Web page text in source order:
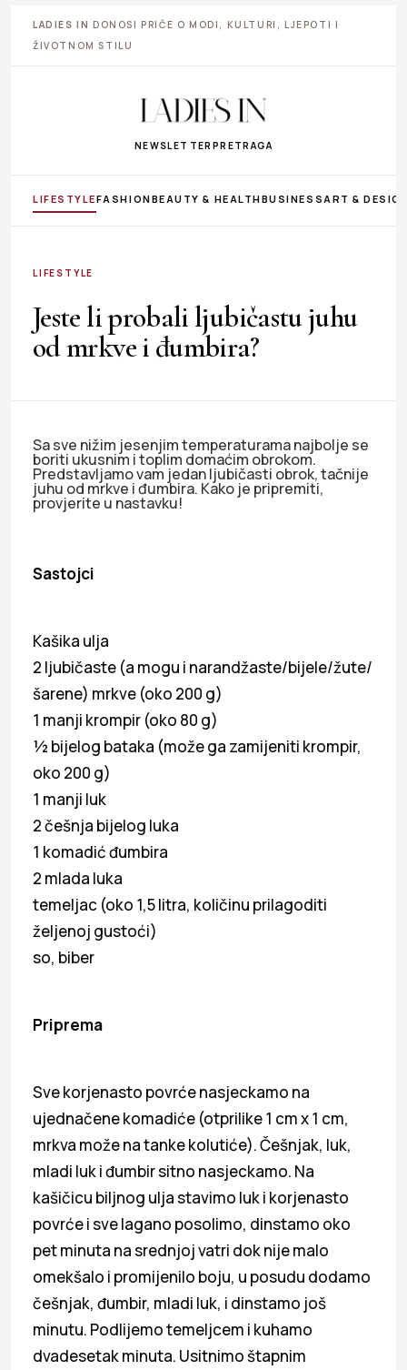
LADIES IN DONOSI PRIČE O MODI, KULTURI, LJEPOTI I
ŽIVOTNOM STILU
NEWSLETTER PRETRAGA
LIFESTYLEFASHIONBEAUTY & HEALTHBUSINESS ART &
LIFESTYLE
Jeste li probali ljubičastu juhu
od mrkve i đumbira?
Sa sve nižim jesenjim temperaturama najbolje se
boriti ukusnim i toplim domaćim obrokom.
Predstavljamo vam jedan ljubičasti obrok, tačnije
juhu od mrkve i đumbira. Kako je pripremiti,
provjerite u nastavku!
Sastojci
Kašika ulja
2 ljubičaste (a mogu i narandžaste/bijele/žute/
šarene) mrkve (oko 200 g)
1 manji krompir (oko 80 g)
½ bijelog bataka (može ga zamijeniti krompir,
oko 200 g)
1 manji luk
2 češnja bijelog luka
1 komadić đumbira
2 mlada luka
temeljac (oko 1,5 litra, količinu prilagoditi
željenoj gustoći)
so, biber
Priprema
Sve korjenasto povrće nasjeckamo na
ujednačene komadiće (otprilike 1 cm x 1 cm,
mrkva može na tanke kolutiće). Češnjak, luk,
mladi luk i đumbir sitno nasjeckamo. Na
kašičicu biljnog ulja stavimo luk i korjenasto
povrće i sve lagano posolimo, dinstamo oko
pet minuta na srednjoj vatri dok nije malo
omekšalo i promijenilo boju, u posudu dodamo
češnjak, đumbir, mladi luk, i dinstamo još
minutu. Podlijemo temeljcem i kuhamo
dvadesetak minuta. Usitnimo štapnim